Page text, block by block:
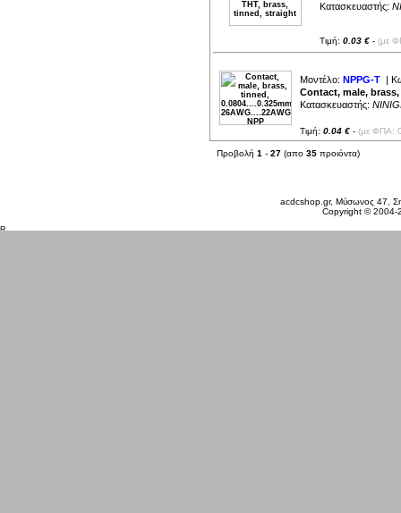
Κατασκευαστής:
Τιμή: 0.03 € - (με
Μοντέλο: NPPG-T |
Contact, male, brass,
Κατασκευαστής:
Τιμή: 0.04 € - (με ΦΠΑ:
Προβολή 1 - 27 (απο 35 προιόντα)
acdcshop.gr, Μύσωνος 47,
Copyright ©